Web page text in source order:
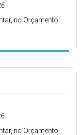
no Orçamento
no Orçamento